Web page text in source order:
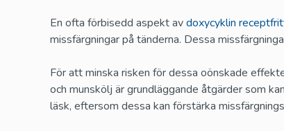
En ofta förbisedd aspekt avdoxycyklin
missfärgningar på tänderna. Dessa
För att minska risken för dessa oönskade
och munskölj är grundläggande åtgärder som
läsk, eftersom dessa kan förstärka